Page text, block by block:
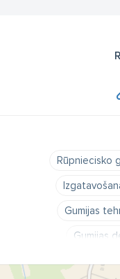
Rūpniecisko
Gumijas
Gumijas